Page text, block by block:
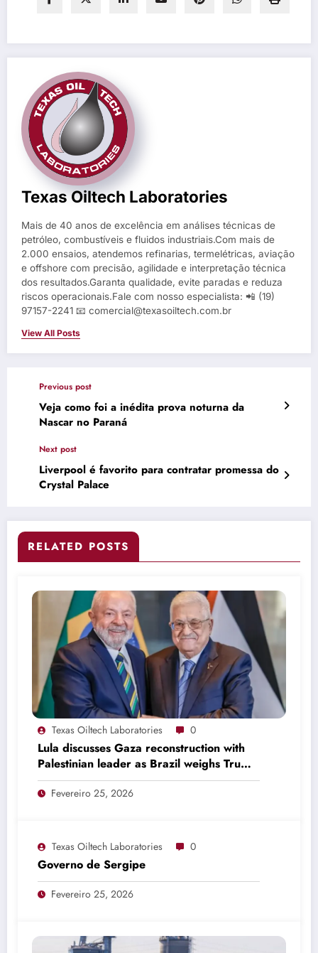
Texas Oiltech Laboratories
Mais de 40 anos de excelência em análises técnicas de
petróleo, combustíveis e fluidos industriais.Com mais de
2.000 ensaios, atendemos refinarias, termelétricas, aviação
e offshore com precisão, agilidade e interpretação técnica
dos resultados.Garanta qualidade, evite paradas e reduza
riscos operacionais.Fale com nosso especialista: 📲 (19)
97157-2241 📧 comercial@texasoiltech.com.br
View All Posts
Previous post
Veja como foi a inédita prova noturna da
Nascar no Paraná
Next post
Liverpool é favorito para contratar promessa do
Crystal Palace
RELATED POSTS
Texas Oiltech Laboratories 0
Lula discusses Gaza reconstruction with
Palestinian leader as Brazil weighs Trump
invitation
Fevereiro 25, 2026
Texas Oiltech Laboratories 0
Governo de Sergipe
Fevereiro 25, 2026